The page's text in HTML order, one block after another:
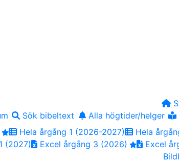
Sök bibeltext Alla högtider/helger
Hela årgång 1 (2026-2027)
Hela
(2027) Excel årgång 3 (2026)
Excel